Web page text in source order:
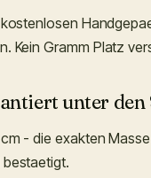
Kein Gramm Platz
unter den
- die exakten